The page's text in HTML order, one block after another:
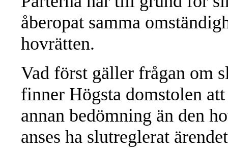
åberopat samma
hovrätten.
Vad först gäller frågan om
finner Högsta domstolen
annan bedömning än den
anses ha slutreglerat